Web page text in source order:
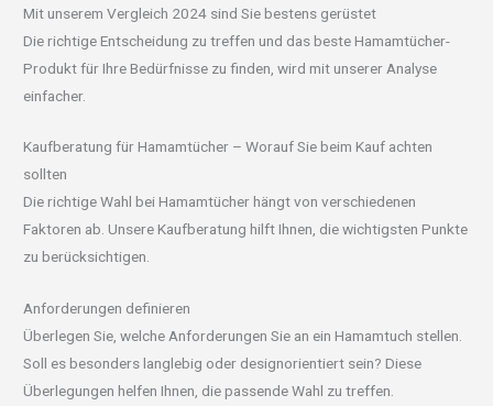
Mit unserem Vergleich 2024 sind Sie bestens gerüstet
Die richtige Entscheidung zu treffen und das beste Hamamtücher-
Produkt für Ihre Bedürfnisse zu finden, wird mit unserer Analyse
einfacher.
Kaufberatung für Hamamtücher – Worauf Sie beim Kauf achten
sollten
Die richtige Wahl bei Hamamtücher hängt von verschiedenen
Faktoren ab. Unsere Kaufberatung hilft Ihnen, die wichtigsten Punkte
zu berücksichtigen.
Anforderungen definieren
Überlegen Sie, welche Anforderungen Sie an ein Hamamtuch stellen.
Soll es besonders langlebig oder designorientiert sein? Diese
Überlegungen helfen Ihnen, die passende Wahl zu treffen.